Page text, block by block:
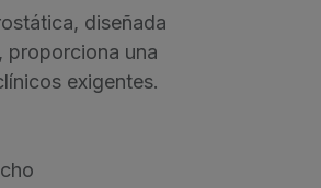
diseñada
proporciona una
exigentes.